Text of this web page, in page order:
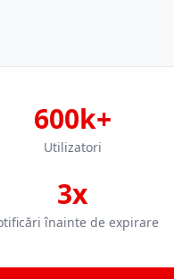
600k+
Utilizatori
3x
înainte de expirare